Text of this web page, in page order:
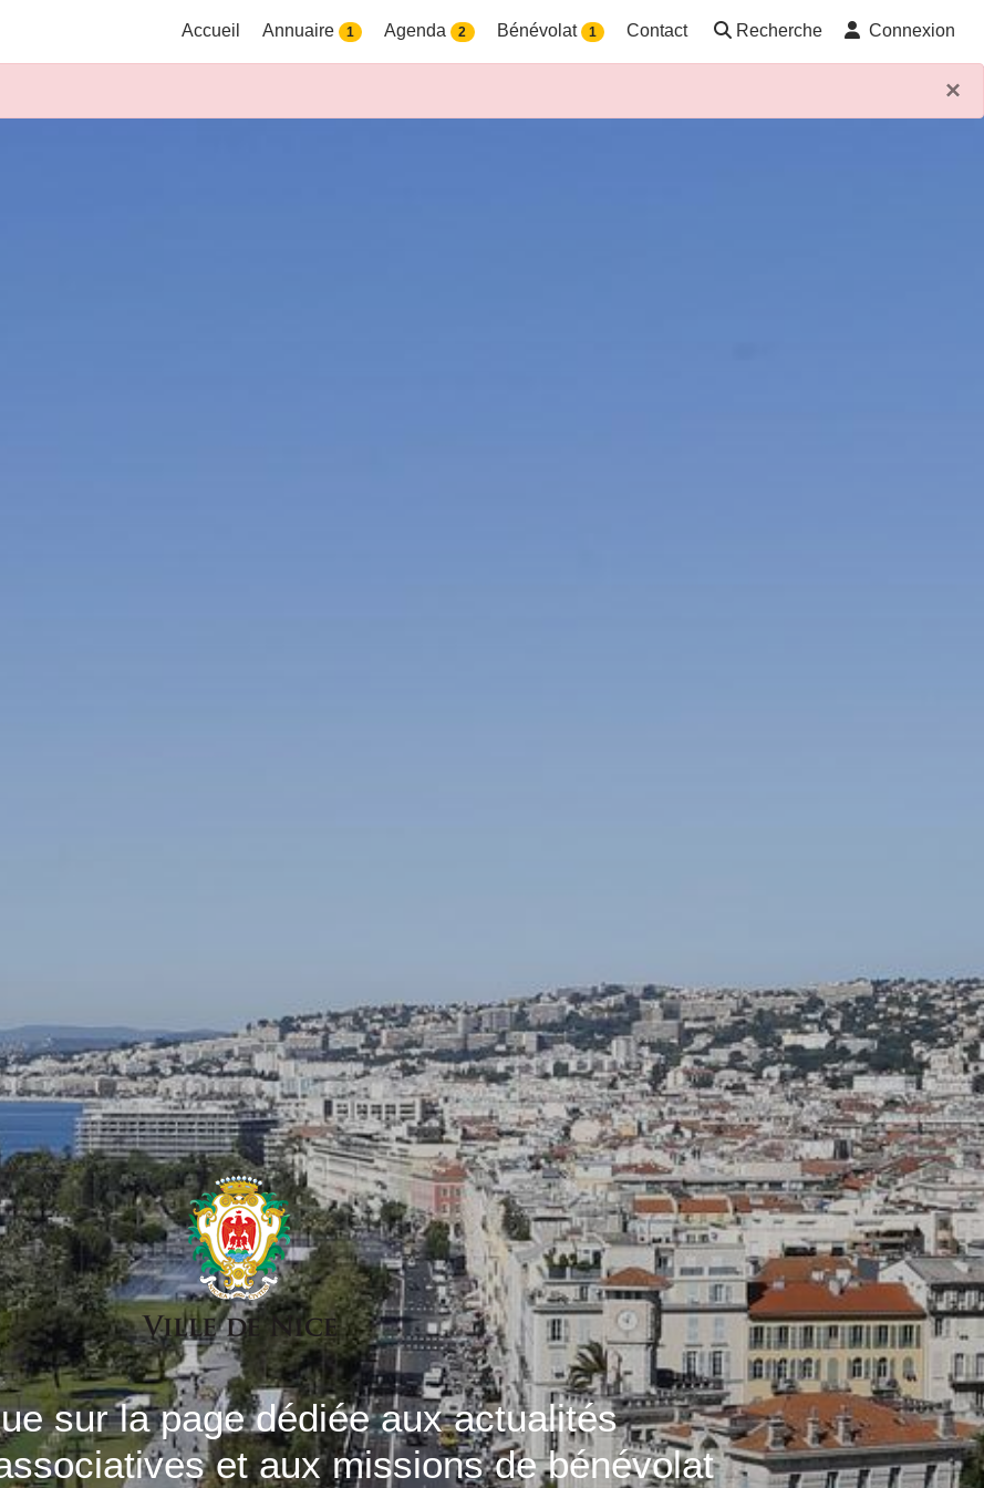
Accueil Annuaire 1 Agenda 2 Bénévolat 1 Contact Recherche Connexion
×
sur la page dédiée aux actualités
et aux missions de bénévolat